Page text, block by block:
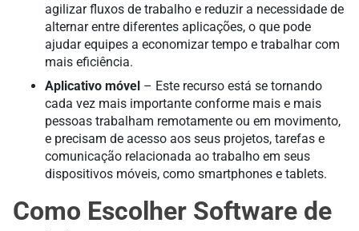
agilizar fluxos de trabalho e reduzir a necessidade de
alternar entre diferentes aplicações, o que pode
ajudar equipes a economizar tempo e trabalhar com
mais eficiência.
Aplicativo móvel – Este recurso está se tornando
cada vez mais importante conforme mais e mais
pessoas trabalham remotamente ou em movimento,
e precisam de acesso aos seus projetos, tarefas e
comunicação relacionada ao trabalho em seus
dispositivos móveis, como smartphones e tablets.
Como Escolher Software de